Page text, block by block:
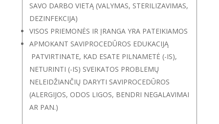
SAVO DARBO VIETĄ (VALYMAS, STERILIZAVIMAS,
DEZINFEKCIJA)
VISOS PRIEMONĖS IR ĮRANGA YRA PATEIKIAMOS
APMOKANT SAVIPROCEDŪROS EDUKACIJĄ
PATVIRTINATE, KAD ESATE PILNAMETĖ (-IS),
NETURINTI (-IS) SVEIKATOS PROBLEMŲ
NELEIDŽIANČIŲ DARYTI SAVIPROCEDŪROS
(ALERGIJOS, ODOS LIGOS, BENDRI NEGALAVIMAI
AR PAN.)